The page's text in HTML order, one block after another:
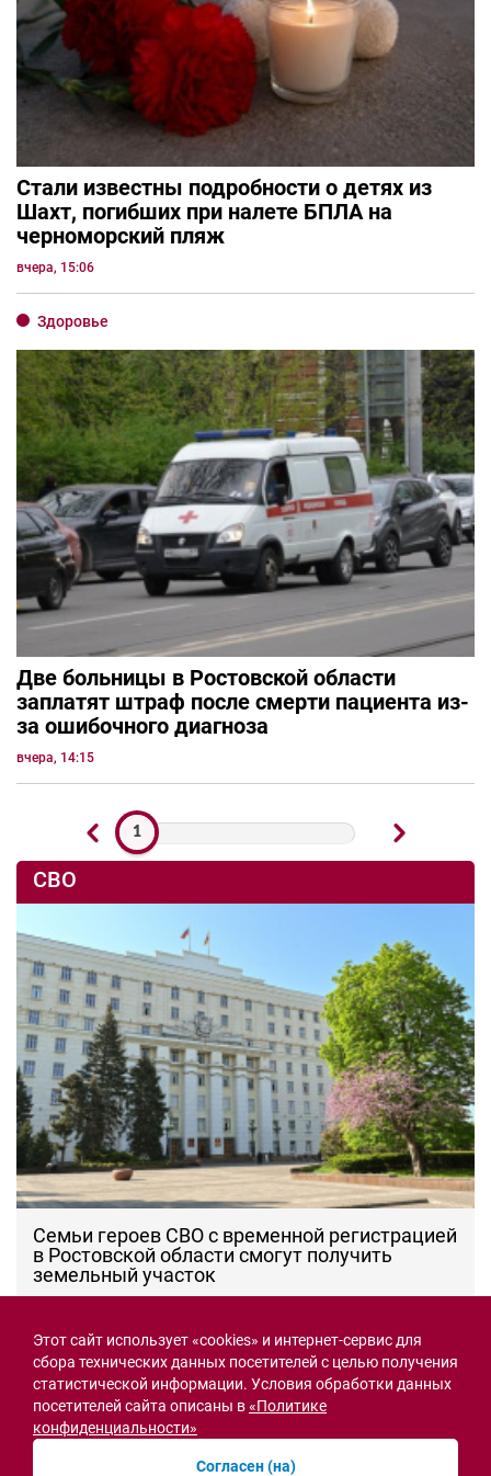
Стали известны подробности о детях из
Шахт, погибших при налете БПЛА на
черноморский пляж
вчера, 15:06
Здоровье
Две больницы в Ростовской области
заплатят штраф после смерти пациента из-
за ошибочного диагноза
вчера, 14:15
1
СВО
Семьи героев СВО с временной регистрацией
в Ростовской области смогут получить
земельный участок
Новости рубрики
Острая ситуация
Этот сайт использует «cookies» и интернет-сервис для
сбора технических данных посетителей с целью получения
статистической информации. Условия обработки данных
посетителей сайта описаны в«Политике
конфиденциальности»
Согласен (на)